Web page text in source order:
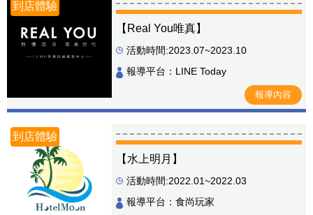
到店體驗
【Real You唯真】
活動時間:2023.07~2023.10
報導平台：LINE Today
報導內容
到店體驗
【水上明月】
活動時間:2022.01~2022.03
報導平台：食尚玩家